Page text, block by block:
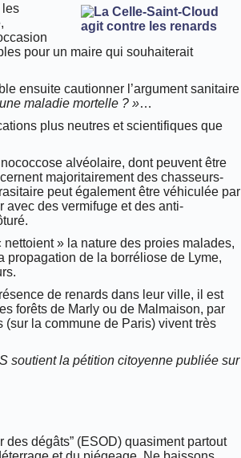
les
pour un maire qui souhaiterait
ensuite cautionner l’argument sanitaire
maladie mortelle ? »…
plus neutres et scientifiques que
alvéolaire, dont peuvent être
majoritairement des chasseurs-
peut également être véhiculée par
avec des vermifuge et des anti-
» la nature des proies malades,
propagation de la borréliose de Lyme,
de renards dans leur ville, il est
forêts de Marly ou de Malmaison, par
la commune de Paris) vivent très
soutient la pétition citoyenne publiée sur
des dégâts” (ESOD) quasiment partout